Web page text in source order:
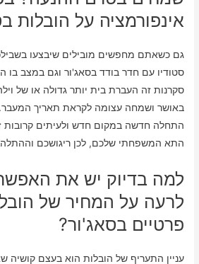
אינפורמציה על הובלות
גם כשאתם מחפשים מובילים שיבצעו
סטודיו עם חדר בודד בסאג'ור וגם במצב בו
סקרנות זה העברת בית יותר גדולה או של
באושר ושמחה עצומה לקראת תאריך
התחלה חדשה במקום חדש ולעיתים
התא המשפחתי שלכם, לכן ריגושכם
למה בדיוק יש את
לרעה על המחיר של
פרטיים בסאג'ור?
עניין התעריף של הובלות הוא בעצם קושיה